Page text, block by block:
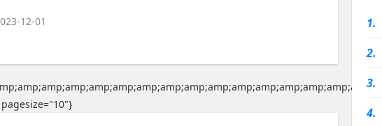
12-01
pagesize="10"}
1.
2.
3.
4.